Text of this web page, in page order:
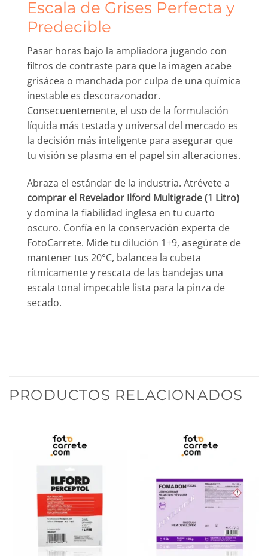
Escala de Grises Perfecta y
Predecible
Pasar horas bajo la ampliadora jugando con
filtros de contraste para que la imagen acabe
grisácea o manchada por culpa de una química
inestable es descorazonador.
Consecuentemente, el uso de la formulación
líquida más testada y universal del mercado es
la decisión más inteligente para asegurar que
tu visión se plasma en el papel sin alteraciones.
Abraza el estándar de la industria. Atrévete a
comprar el Revelador Ilford Multigrade (1 Litro)
y domina la fiabilidad inglesa en tu cuarto
oscuro. Confía en la conservación experta de
FotoCarrete. Mide tu dilución 1+9, asegúrate de
mantener tus 20°C, balancea la cubeta
rítmicamente y rescata de las bandejas una
escala tonal impecable lista para la pinza de
secado.
PRODUCTOS RELACIONADOS